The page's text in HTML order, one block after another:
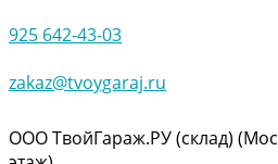
925 642-43-03
zakaz@tvoygaraj.ru
ООО ТвойГараж.РУ (склад)